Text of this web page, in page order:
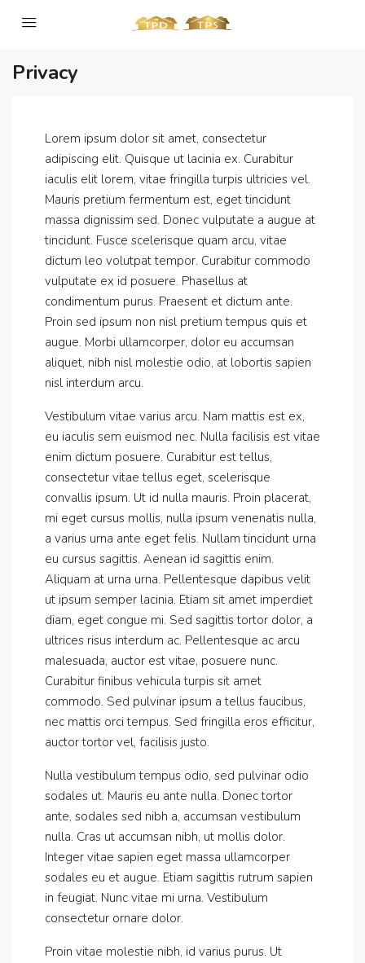
Privacy
Lorem ipsum dolor sit amet, consectetur
adipiscing elit. Quisque ut lacinia ex. Curabitur
iaculis elit lorem, vitae fringilla turpis ultricies vel.
Mauris pretium fermentum est, eget tincidunt
massa dignissim sed. Donec vulputate a augue at
tincidunt. Fusce scelerisque quam arcu, vitae
dictum leo volutpat tempor. Curabitur commodo
vulputate ex id posuere. Phasellus at
condimentum purus. Praesent et dictum ante.
Proin sed ipsum non nisl pretium tempus quis et
augue. Morbi ullamcorper, dolor eu accumsan
aliquet, nibh nisl molestie odio, at lobortis sapien
nisl interdum arcu.
Vestibulum vitae varius arcu. Nam mattis est ex,
eu iaculis sem euismod nec. Nulla facilisis est vitae
enim dictum posuere. Curabitur est tellus,
consectetur vitae tellus eget, scelerisque
convallis ipsum. Ut id nulla mauris. Proin placerat,
mi eget cursus mollis, nulla ipsum venenatis nulla,
a varius urna ante eget felis. Nullam tincidunt urna
eu cursus sagittis. Aenean id sagittis enim.
Aliquam at urna urna. Pellentesque dapibus velit
ut ipsum semper lacinia. Etiam sit amet imperdiet
diam, eget congue mi. Sed sagittis tortor dolor, a
ultrices risus interdum ac. Pellentesque ac arcu
malesuada, auctor est vitae, posuere nunc.
Curabitur finibus vehicula turpis sit amet
commodo. Sed pulvinar ipsum a tellus faucibus,
nec mattis orci tempus. Sed fringilla eros efficitur,
auctor tortor vel, facilisis justo.
Nulla vestibulum tempus odio, sed pulvinar odio
sodales ut. Mauris eu ante nulla. Donec tortor
ante, sodales sed nibh a, accumsan vestibulum
nulla. Cras ut accumsan nibh, ut mollis dolor.
Integer vitae sapien eget massa ullamcorper
sodales eu et augue. Etiam sagittis rutrum sapien
in feugiat. Nunc vitae mi urna. Vestibulum
consectetur ornare dolor.
Proin vitae molestie nibh, id varius purus. Ut